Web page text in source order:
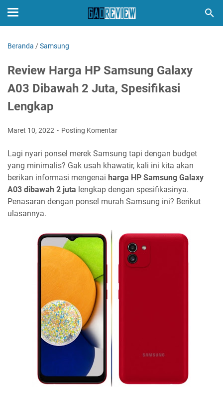
Beranda /Samsung
Review Harga HP Samsung Galaxy
A03 Dibawah 2 Juta, Spesifikasi
Lengkap
Maret 10, 2022 Posting Komentar
Lagi nyari ponsel merek Samsung tapi dengan budget
yang minimalis? Gak usah khawatir, kali ini kita akan
berikan informasi mengenai harga HP Samsung Galaxy
A03 dibawah 2 juta lengkap dengan spesifikasinya.
Penasaran dengan ponsel murah Samsung ini? Berikut
ulasannya.